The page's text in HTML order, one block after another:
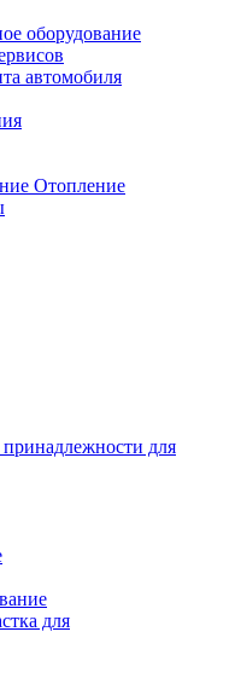
оборудование
автомобиля
Отопление
для
для